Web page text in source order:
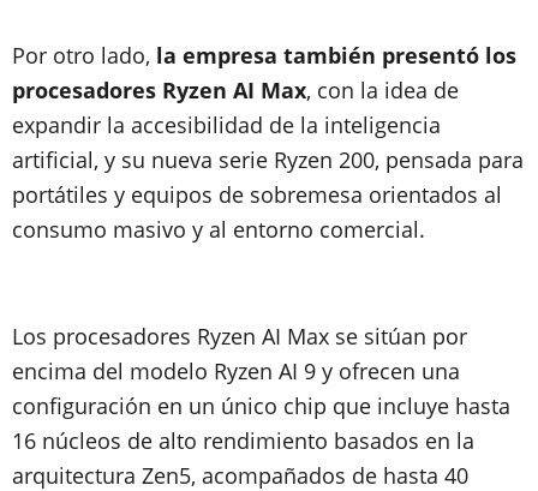
Por otro lado, la empresa también presentó los
procesadores Ryzen AI Max, con la idea de
expandir la accesibilidad de la inteligencia
artificial, y su nueva serie Ryzen 200, pensada para
portátiles y equipos de sobremesa orientados al
consumo masivo y al entorno comercial.
Los procesadores Ryzen AI Max se sitúan por
encima del modelo Ryzen AI 9 y ofrecen una
configuración en un único chip que incluye hasta
16 núcleos de alto rendimiento basados en la
arquitectura Zen5, acompañados de hasta 40